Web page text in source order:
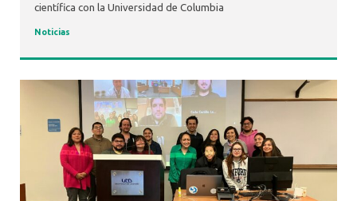
científica con la Universidad de Columbia
Noticias